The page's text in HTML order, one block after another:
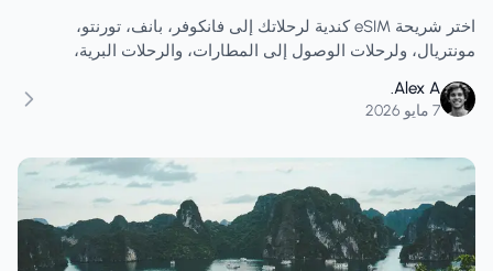
اختر شريحة eSIM كندية لرحلاتك إلى فانكوفر، بانف، تورنتو،
مونتريال، ولرحلات الوصول إلى المطارات، والرحلات البرية،
المرنة.
Alex A.
7 مايو 2026